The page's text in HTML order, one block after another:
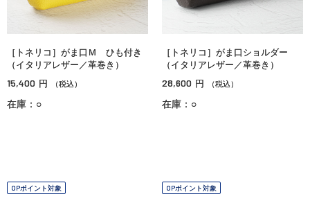
［トネリコ］がま口Ｍ ひも付き
（イタリアレザー／革巻き）
15,400 円 （税込）
在庫：○
［トネリコ］がま口ショルダー
（イタリアレザー／革巻き）
28,600 円 （税込）
在庫：○
OPポイント対象 OPポイント対象